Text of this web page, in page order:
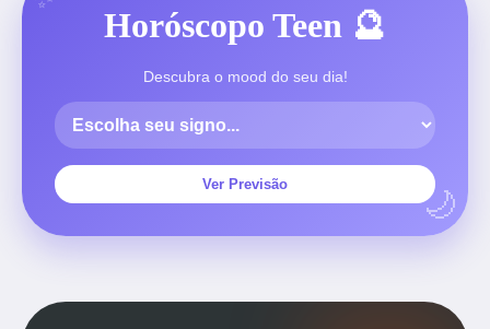
Horóscopo Teen 🔮
Descubra o mood do seu dia!
Ver Previsão